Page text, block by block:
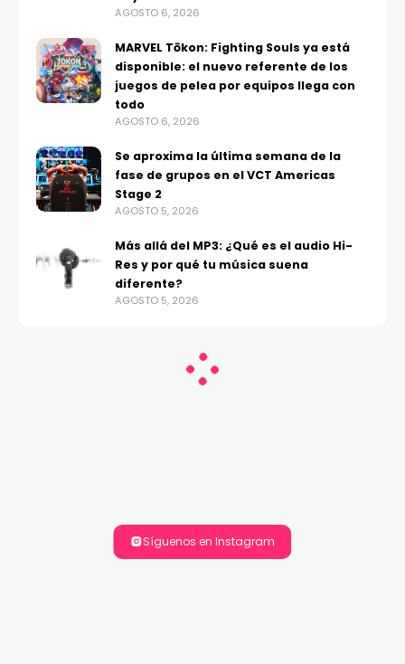
AGOSTO 6, 2026
MARVEL Tōkon: Fighting Souls ya está
disponible: el nuevo referente de los
juegos de pelea por equipos llega con
todo
AGOSTO 6, 2026
Se aproxima la última semana de la
fase de grupos en el VCT Americas
Stage 2
AGOSTO 5, 2026
Más allá del MP3: ¿Qué es el audio Hi-
Res y por qué tu música suena
diferente?
AGOSTO 5, 2026
Síguenos en Instagram